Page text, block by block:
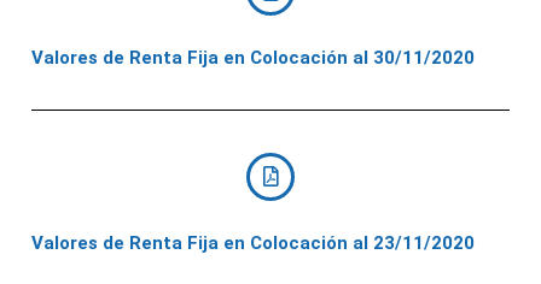
Valores de Renta Fija en Colocación al 30/11/2020
Valores de Renta Fija en Colocación al 23/11/2020